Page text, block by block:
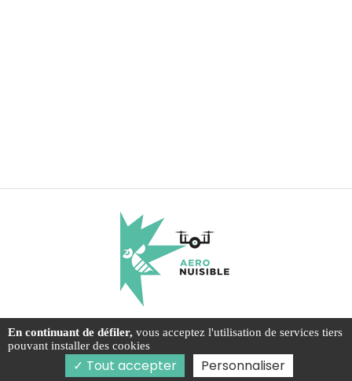
34 impasse de la vaurie, 19360 Dampniat
06 33 85 60 18
En continuant de défiler, vous acceptez l'utilisation de services tiers
pouvant installer des cookies
Tout accepter Personnaliser